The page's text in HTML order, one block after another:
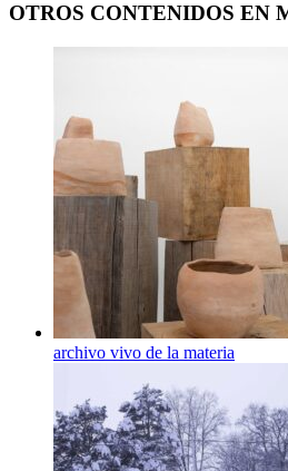
OTROS CONTENIDOS EN
archivo vivo de la materia